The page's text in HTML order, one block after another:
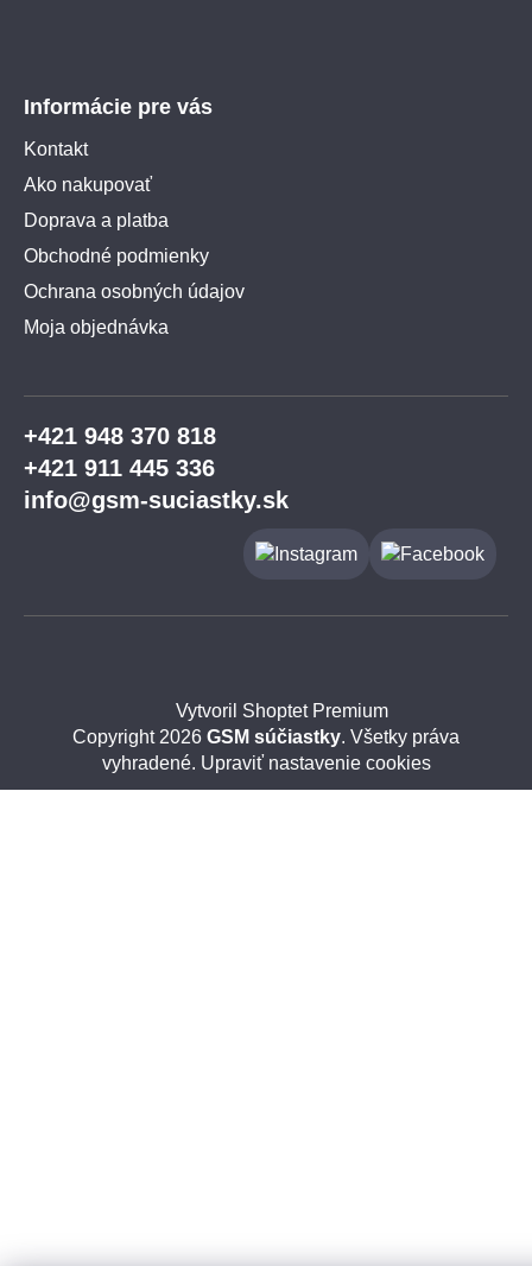
Informácie pre vás
Kontakt
Ako nakupovať
Doprava a platba
Obchodné podmienky
Ochrana osobných údajov
Moja objednávka
+421 948 370 818
+421 911 445 336
info@gsm-suciastky.sk
Vytvoril Shoptet Premium
Copyright 2026 GSM súčiastky. Všetky práva
vyhradené. Upraviť nastavenie cookies